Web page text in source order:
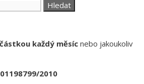
každý měsícnebo jakoukoliv
2010